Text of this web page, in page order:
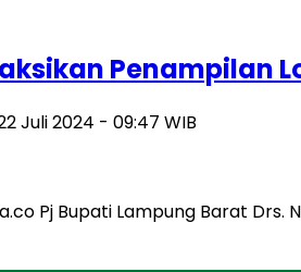
Penampilan
Juli 2024 - 09:47 WIB
Pj Bupati Lampung Barat